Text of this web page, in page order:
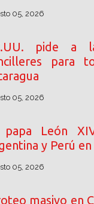
05, 2026
pide a
para
05, 2026
papa León
y Perú
05, 2026
masivo en